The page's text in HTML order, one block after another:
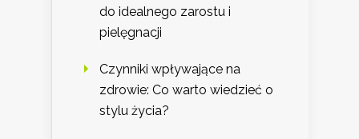
do idealnego zarostu i
pielęgnacji
Czynniki wpływające na
zdrowie: Co warto wiedzieć o
stylu życia?